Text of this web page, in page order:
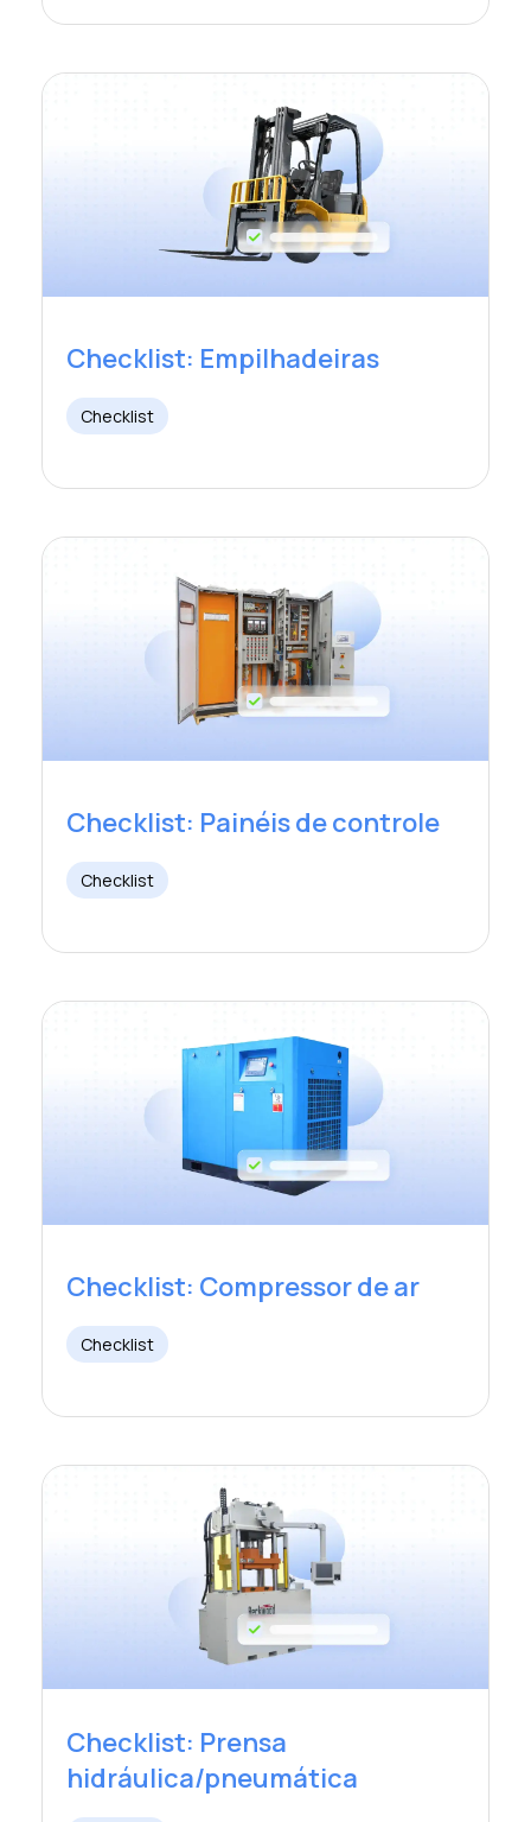
Checklist: Empilhadeiras
Checklist
Checklist: Painéis de controle
Checklist
Checklist: Compressor de ar
Checklist
Checklist: Prensa
hidráulica/pneumática